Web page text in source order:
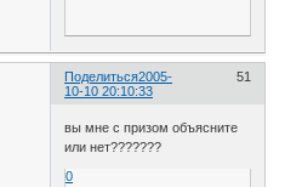
Поделиться 51
2005-
10-10 20:10:33
вы мне с призом объясните
или нет???????
0